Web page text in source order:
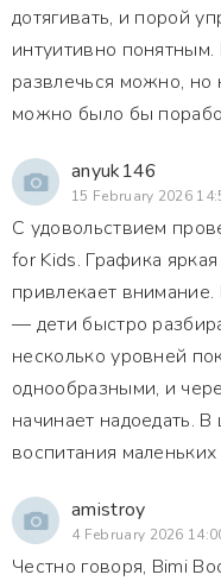
дотягивать, и порой
интуитивно
развлечься можно,
можно было бы
anyuk146
15 February 2026
С удовольствием
for Kids. Графика
привлекает
— дети быстро
несколько уровней
однообразными, и
начинает надоедать.
воспитания
amistroy
4 February 2026
Честно говоря, Bimi